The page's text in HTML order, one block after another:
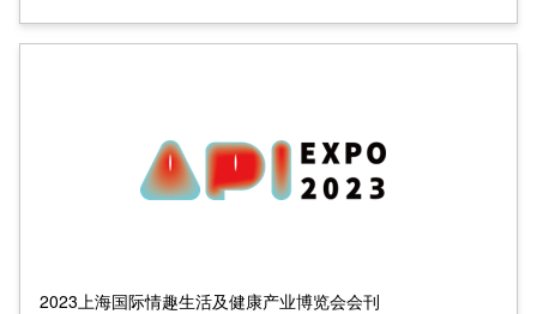
2023上海国际情趣生活及健康产业博览会会刊